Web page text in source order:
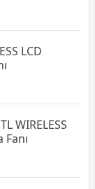
LCD
WIRELESS